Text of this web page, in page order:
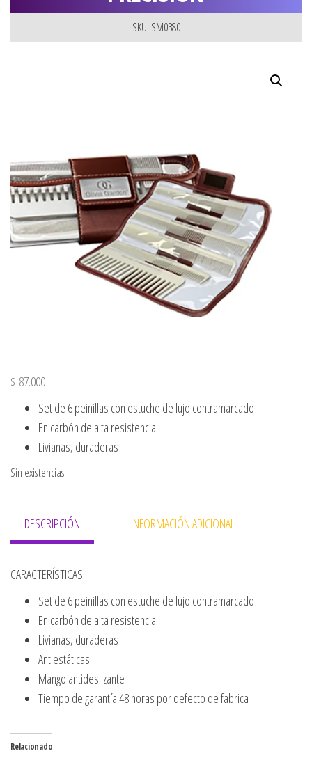
SKU: SM0380
$ 87.000
Set de 6 peinillas con estuche de lujo contramarcado
En carbón de alta resistencia
Livianas, duraderas
Sin existencias
DESCRIPCIÓN INFORMACIÓN ADICIONAL
CARACTERÍSTICAS:
Set de 6 peinillas con estuche de lujo contramarcado
En carbón de alta resistencia
Livianas, duraderas
Antiestáticas
Mango antideslizante
Tiempo de garantía 48 horas por defecto de fabrica
Relacionado